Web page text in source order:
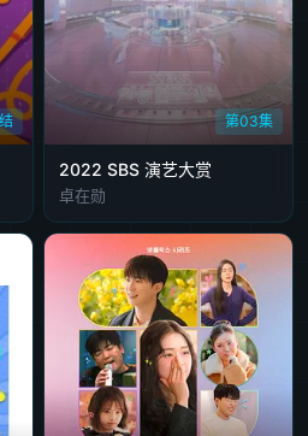
20260615 20260616 20260622
20260707 20260713 20260714
20260804
第03集
2022 SBS 演艺大赏
卓在勋